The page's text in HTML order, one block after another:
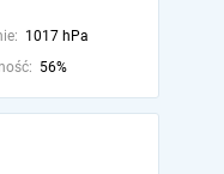
1017 hPa
56%